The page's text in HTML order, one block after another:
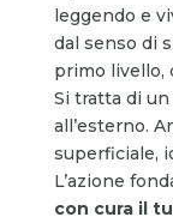
leggendo e
dal senso di
primo livello,
Si tratta di
all’esterno.
superficiale,
L’azione
con cura il